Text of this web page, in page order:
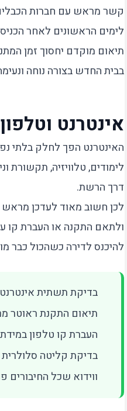
קשר מראש עם חברות
לימים הראשונים לאחר
תיאום מוקדם יחסוך זמן
בבית החדש בצורה נוחה
אינטרנט
האינטרנט הפך לחלק בלתי
לימודים, טלוויזיה, תקשורת
דרך הרשת.
לכן חשוב מאוד לעדכן
ולתאם התקנה או העברת קו
להיכנס לדירה כשהכול כבר
בדיקת תשתית
תיאום התקנת ראוטר
העברת קו טלפון
בדיקת קליטה סלולרית
ווידוא שכל החיבורים